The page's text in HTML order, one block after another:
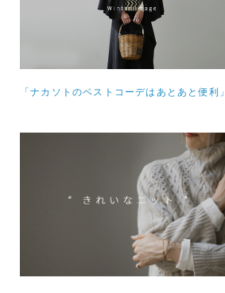
「ナカソトのベストコーデはあとあと便利」